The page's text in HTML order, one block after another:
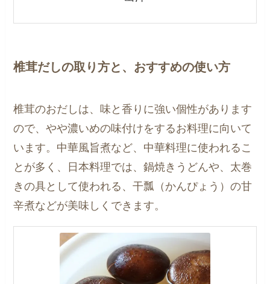
椎茸だしの取り方と、おすすめの使い方
椎茸のおだしは、味と香りに強い個性があります
ので、やや濃いめの味付けをするお料理に向いて
います。中華風旨煮など、中華料理に使われるこ
とが多く、日本料理では、鍋焼きうどんや、太巻
きの具として使われる、干瓢（かんぴょう）の甘
辛煮などが美味しくできます。